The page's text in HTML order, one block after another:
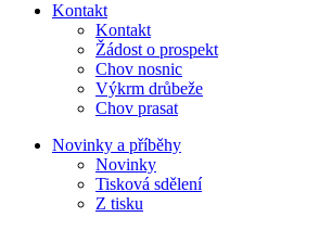
Kontakt
Kontakt
Žádost o prospekt
Chov nosnic
Výkrm drůbeže
Chov prasat
Novinky a příběhy
Novinky
Tisková sdělení
Z tisku